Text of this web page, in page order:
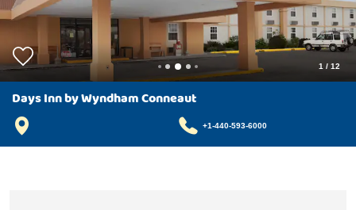
1 / 12
Days Inn by Wyndham Conneaut
+1-440-593-6000